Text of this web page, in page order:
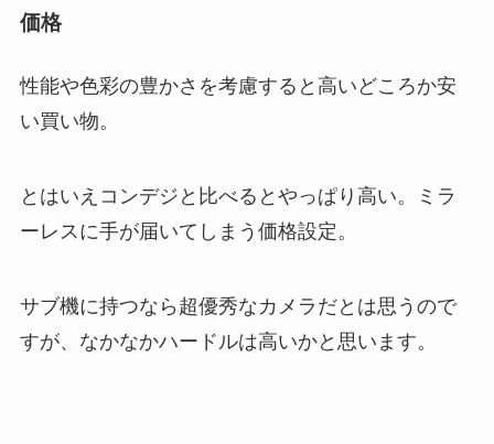
価格
性能や色彩の豊かさを考慮すると高いどころか安
い買い物。
とはいえコンデジと比べるとやっぱり高い。ミラ
ーレスに手が届いてしまう価格設定。
サブ機に持つなら超優秀なカメラだとは思うので
すが、なかなかハードルは高いかと思います。